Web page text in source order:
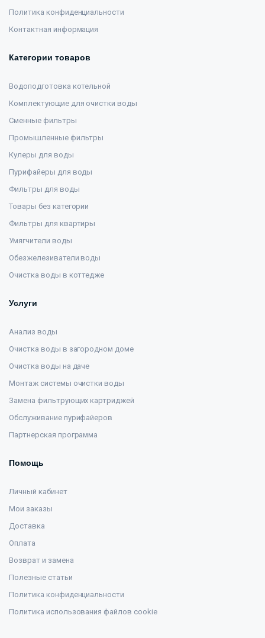
Политика конфиденциальности
Контактная информация
Категории товаров
Водоподготовка котельной
Комплектующие для очистки воды
Сменные фильтры
Промышленные фильтры
Кулеры для воды
Пурифайеры для воды
Фильтры для воды
Товары без категории
Фильтры для квартиры
Умягчители воды
Обезжелезиватели воды
Очистка воды в коттедже
Услуги
Анализ воды
Очистка воды в загородном доме
Очистка воды на даче
Монтаж системы очистки воды
Замена фильтрующих картриджей
Обслуживание пурифайеров
Партнерская программа
Помощь
Личный кабинет
Мои заказы
Доставка
Оплата
Возврат и замена
Полезные статьи
Политика конфиденциальности
Политика использования файлов cookie